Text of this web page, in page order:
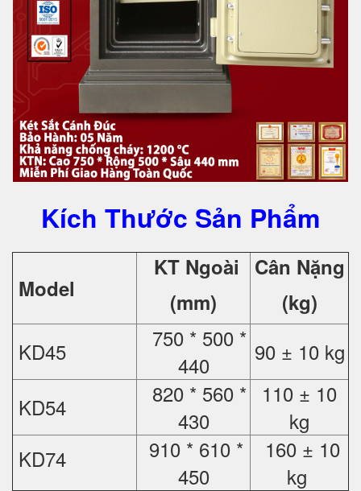
Kích Thước Sản Phẩm
Model
KT Ngoài
(mm)
Cân Nặng
(kg)
KD45
750 * 500 *
440
90 ± 10 kg
KD54
820 * 560 *
430
110 ± 10
kg
KD74
910 * 610 *
450
160 ± 10
kg